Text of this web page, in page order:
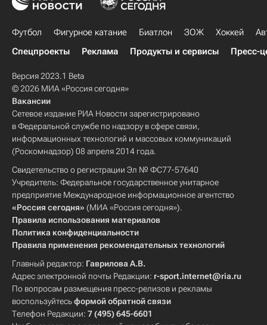
Футбол Фигурное катание Биатлон ЗОЖ Хоккей
Спецпроекты
Реклама Продукты и сервисы Пресс-
Версия 2023.1 Beta
© 2026 МИА «Россия сегодня»
Вакансии
Сетевое издание РИА Новости зарегистрировано
в Федеральной службе по надзору в сфере связи,
информационных технологий и массовых коммуникаций
(Роскомнадзор) 08 апреля 2014 года.
Свидетельство о регистрации Эл № ФС77-57640
Учредитель: Федеральное государственное унитарное
предприятие Международное информационное агентство
«Россия сегодня» (МИА «Россия сегодня»).
Правила использования материалов
Политика конфиденциальности
Правила применения рекомендательных технологий
Главный редактор: Гаврилова А.В.
Адрес электронной почты Редакции: r-sport.internet@ria.ru
По вопросам размещения пресс-релизов и рекламы
воспользуйтесьформой обратной связи
Телефон Редакции: 7 (495) 645-6601